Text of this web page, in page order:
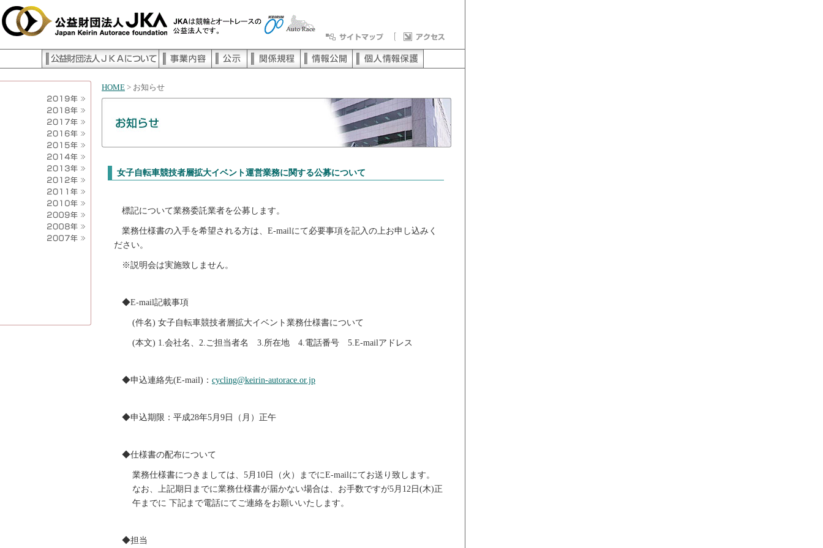
HOME > お知らせ
女子自転車競技者層拡大イベント運営業務に関する公募について
標記について業務委託業者を公募します。
業務仕様書の入手を希望される方は、E-mailにて必要事項を記入の上お申し込みく
ださい。
※説明会は実施致しません。
◆E-mail記載事項
(件名) 女子自転車競技者層拡大イベント業務仕様書について
(本文) 1.会社名、2.ご担当者名 3.所在地 4.電話番号 5.E-mailアドレス
◆申込連絡先(E-mail)： cycling@keirin-autorace.or.jp
◆申込期限：平成28年5月9日（月）正午
◆仕様書の配布について
業務仕様書につきましては、5月10日（火）までにE-mailにてお送り致します。
なお、上記期日までに業務仕様書が届かない場合は、お手数ですが5月12日(木)正
午までに 下記まで電話にてご連絡をお願いいたします。
◆担当